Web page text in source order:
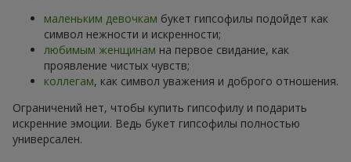
маленьким девочкам букет гипсофилы подойдет как
символ нежности и искренности;
любимым женщинам на первое свидание, как
проявление чистых чувств;
коллегам, как символ уважения и доброго отношения.
Ограничений нет, чтобы купить гипсофилу и подарить
искренние эмоции. Ведь букет гипсофилы полностью
универсален.